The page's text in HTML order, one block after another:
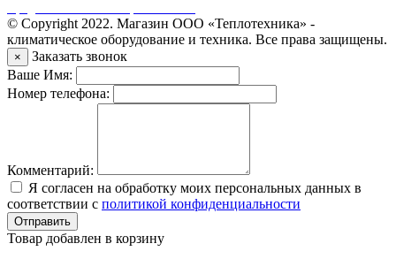
© Copyright 2022. Магазин ООО «Теплотехника» -
климатическое оборудование и техника. Все права защищены.
×
Заказать звонок
Ваше Имя:
Номер телефона:
Комментарий:
Я согласен на обработку моих персональных данных в
соответствии с политикой конфиденциальности
Отправить
Товар добавлен в корзину